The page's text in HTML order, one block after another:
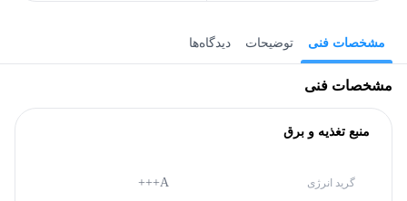
مشخصات فنی توضیحات دیدگاه‌ها
مشخصات فنی
منبع تغذیه و برق
گرید انرژی A+++